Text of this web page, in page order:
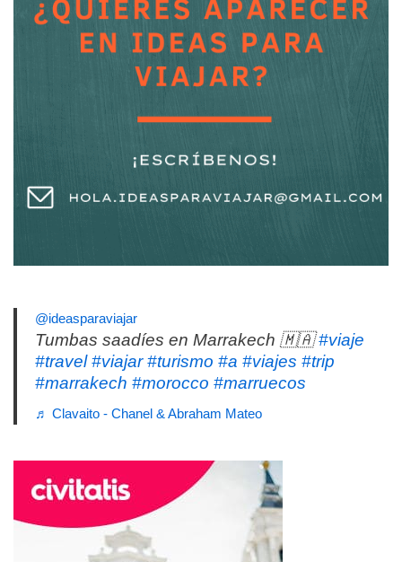
@ideasparaviajar
Tumbas saadíes en Marrakech 🇲🇦#viaje
#travel #viajar #turismo #a #viajes #trip
#marrakech #morocco #marruecos
♬ Clavaito - Chanel & Abraham Mateo